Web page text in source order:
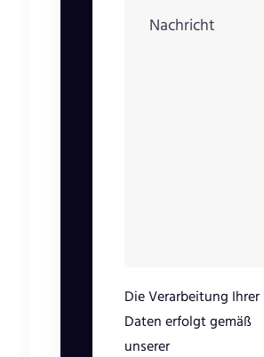
Die Verarbeitung Ihrer
Daten erfolgt gemäß
unserer